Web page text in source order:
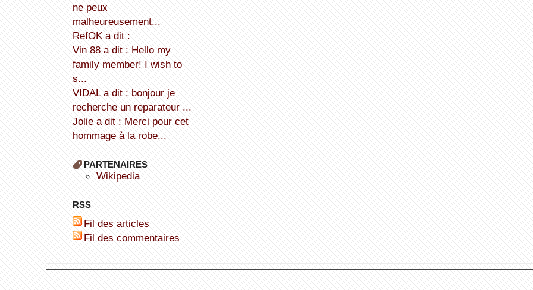
ne peux
malheureusement...
refOK a dit :
Vin 88 a dit : Hello my
family member! I wish to
s...
VIDAL a dit : bonjour je
recherche un reparateur ...
Jolie a dit : Merci pour cet
hommage à la robe...
PARTENAIRES
wikipedia
RSS
Fil des articles
Fil des commentaires